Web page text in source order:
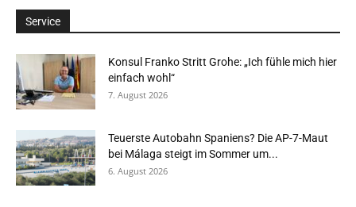
Service
Konsul Franko Stritt Grohe: „Ich fühle mich hier
einfach wohl“
7. August 2026
Teuerste Autobahn Spaniens? Die AP-7-Maut
bei Málaga steigt im Sommer um...
6. August 2026